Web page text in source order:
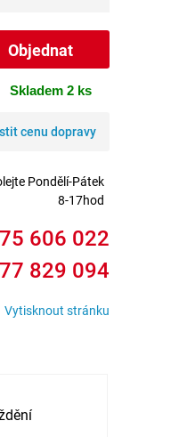
Skladem 2 ks
cenu dopravy
Pondělí-Pátek
8-17hod
606 022
829 094
Vytisknout stránku